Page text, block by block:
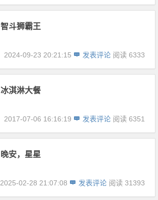
智斗狮霸王
2024-09-23 20:21:15 发表评论 阅读 6333
冰淇淋大餐
2017-07-06 16:16:19 发表评论 阅读 6351
晚安，星星
2025-02-28 21:07:08 发表评论 阅读 31393